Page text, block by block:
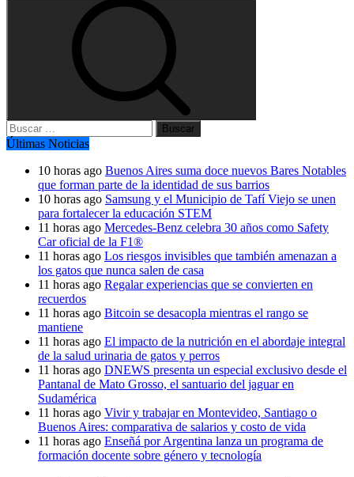
Buscar:
Últimas Noticias
10 horas ago Buenos Aires suma doce nuevos Bares Notables
que forman parte de la identidad de sus barrios
10 horas ago Samsung y el Municipio de Tafí Viejo se unen
para fortalecer la educación STEM
11 horas ago Mercedes-Benz celebra 30 años como Safety
Car oficial de la F1®
11 horas ago Los riesgos invisibles que también amenazan a
los gatos que nunca salen de casa
11 horas ago Regalar experiencias que se convierten en
recuerdos
11 horas ago Bitcoin se desacopla mientras el rango se
mantiene
11 horas ago El impacto de la nutrición en el abordaje integral
de la salud urinaria de gatos y perros
11 horas ago DNEWS presenta un especial exclusivo desde el
Pantanal de Mato Grosso, el santuario del jaguar en
Sudamérica
11 horas ago Vivir y trabajar en Montevideo, Santiago o
Buenos Aires: comparativa de salarios y costo de vida
11 horas ago Enseñá por Argentina lanza un programa de
formación docente sobre género y tecnología